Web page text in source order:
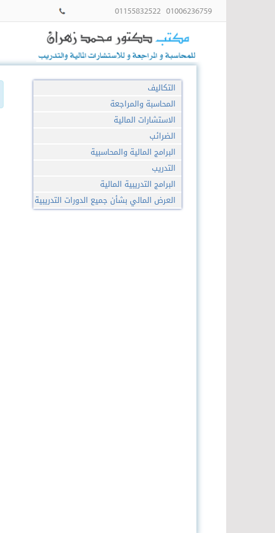
01006236759 01155832522
015381300
التكاليف
المحاسبة والمراجعة
الاستشارات المالية
الضرائب
البرامج المالية والمحاسبية
التدريب
البرامج التدريبية المالية
العرض المالي بشأن جميع الدورات التدريبية